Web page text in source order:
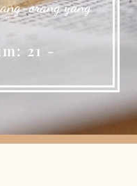
orang yang
"
21 -